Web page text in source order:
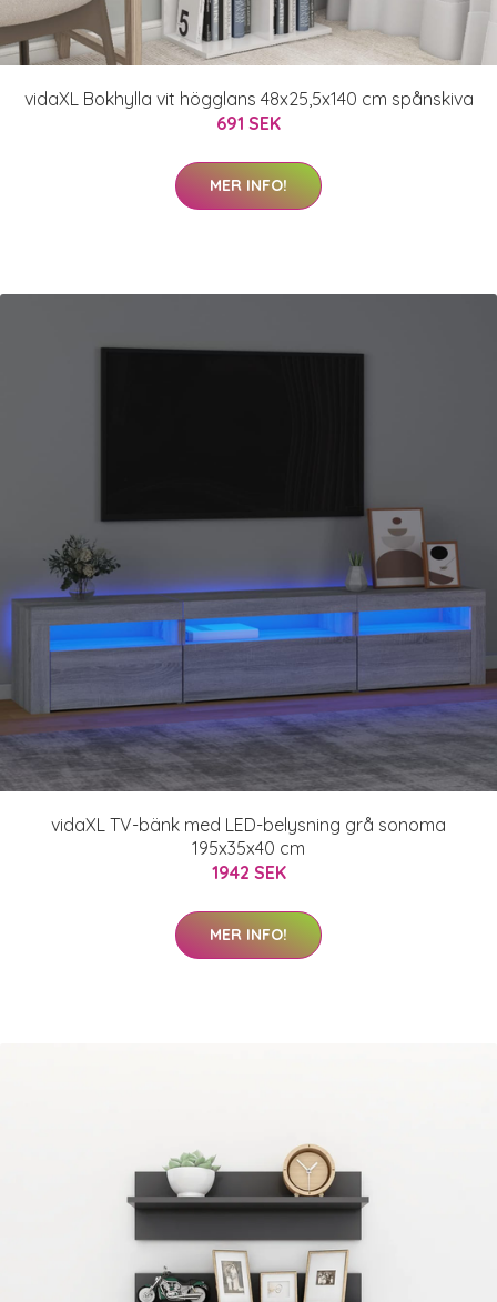
vidaXL Bokhylla vit högglans 48x25,5x140 cm spånskiva
691 SEK
MER INFO!
vidaXL TV-bänk med LED-belysning grå sonoma
195x35x40 cm
1942 SEK
MER INFO!